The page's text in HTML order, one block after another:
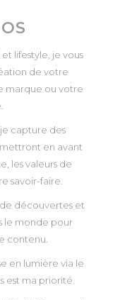
lifestyle, je vous
de votre
marque ou votre
je capture des
en avant
les valeurs de
savoir-faire.
de découvertes et
le monde pour
contenu.
en lumière via le
est ma priorité.